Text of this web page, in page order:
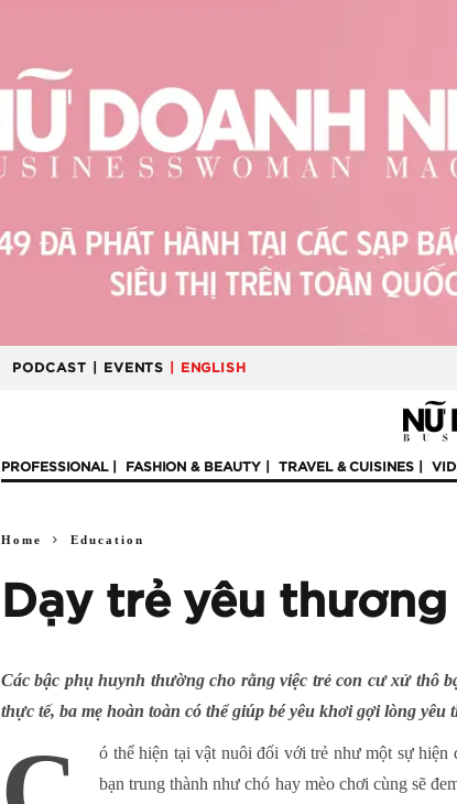
PODCAST | EVENTS | ENGLISH
PROFESSIONAL FASHION & BEAUTY TRAVEL & CUISINES
Home Education
Dạy trẻ yêu
Các bậc phụ huynh thường cho rằng việc trẻ con cư xử thô
thực tế, ba mẹ hoàn toàn có thể giúp bé yêu khơi gợi lòng
ó thể hiện tại vật nuôi đối với trẻ như một sự hiện
bạn trung thành như chó hay mèo chơi cùng sẽ